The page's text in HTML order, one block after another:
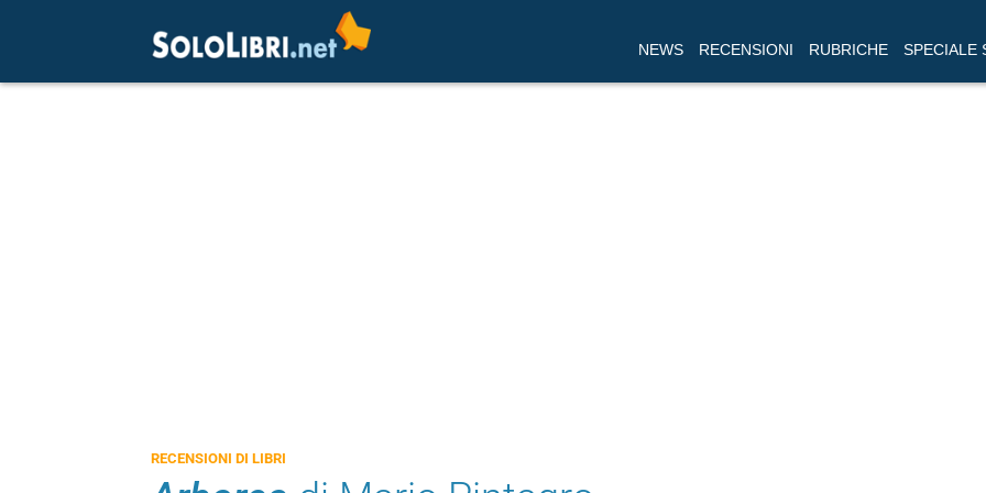
NEWS RECENSIONI RUBRICHE SPECIALE
RECENSIONI DI LIBRI